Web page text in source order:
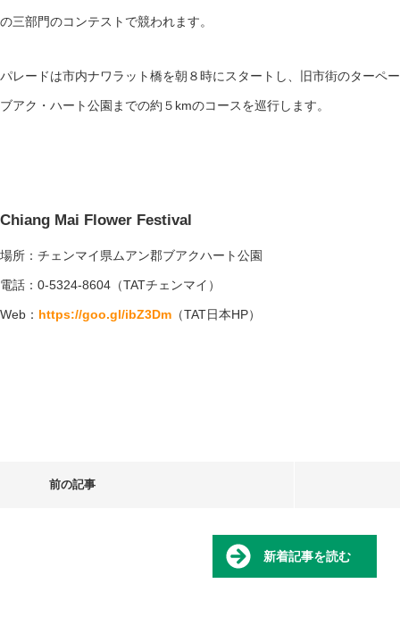
の三部門のコンテストで競われます。
パレードは市内ナワラット橋を朝８時にスタートし、旧市街のターペ
ブアク・ハート公園までの約５kmのコースを巡行します。
Chiang Mai Flower Festival
場所：チェンマイ県ムアン郡ブアクハート公園
電話：0-5324-8604（TATチェンマイ）
Web： https://goo.gl/ibZ3Dm （TAT日本HP）
前の記事
新着記事を読む